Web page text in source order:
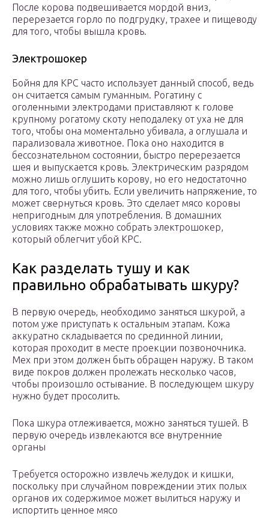
После корова подвешивается мордой вниз,
перерезается горло по подгрудку, трахее и пищеводу
для того, чтобы вышла кровь.
Электрошокер
Бойня для КРС часто использует данный способ, ведь
он считается самым гуманным. Рогатину с
оголенными электродами приставляют к голове
крупному рогатому скоту неподалеку от уха не для
того, чтобы она моментально убивала, а оглушала и
парализовала животное. Пока оно находится в
бессознательном состоянии, быстро перерезается
шея и выпускается кровь. Электрическим разрядом
можно лишь оглушить корову, но его недостаточно
для того, чтобы убить. Если увеличить напряжение, то
может свернуться кровь. Это сделает мясо коровы
непригодным для употребления. В домашних
условиях также можно собрать электрошокер,
который облегчит убой КРС.
Как разделать тушу и как
правильно обрабатывать шкуру?
В первую очередь, необходимо заняться шкурой, а
потом уже приступать к остальным этапам. Кожа
аккуратно складывается по срединной линии,
которая проходит в месте проекции позвоночника.
Мех при этом должен быть обращен наружу. В таком
виде покров должен пролежать несколько часов,
чтобы произошло остывание. В последующем шкуру
нужно будет просолить.
Пока шкура отлеживается, можно заняться тушей. В
первую очередь извлекаются все внутренние
органы
Требуется осторожно извлечь желудок и кишки,
поскольку при случайном повреждении этих полых
органов их содержимое может вылиться наружу и
испортить ценное мясо